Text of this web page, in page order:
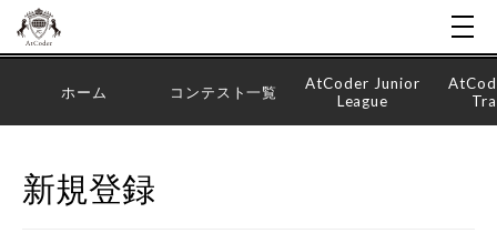
ホーム コンテスト一覧
AtCoder Junior
League
新規登録